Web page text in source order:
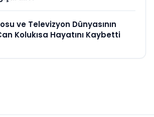
ve Televizyon Dünyasının
Kolukısa Hayatını Kaybetti